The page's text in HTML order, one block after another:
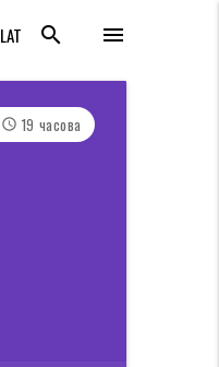
menu
search
LAT
access_time 19 часова